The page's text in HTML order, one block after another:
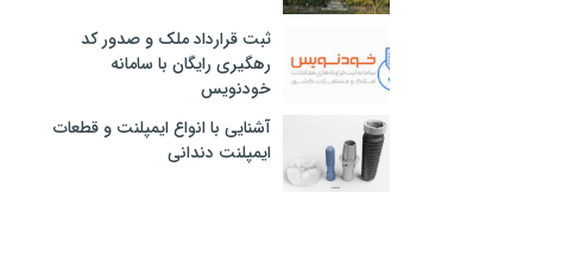
ثبت قرارداد ملک و صدور کد
رهگیری رایگان با سامانه
خودنویس
آشنایی با انواع ایمپلنت و قطعات
ایمپلنت دندانی